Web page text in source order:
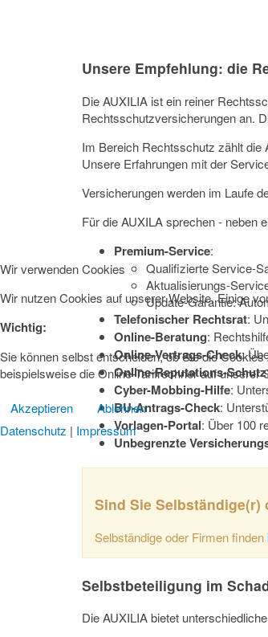
Unsere Empfehlung: die
Die AUXILIA ist ein reiner
Rechtsschutzversicherungen an.
Im Bereich Rechtsschutz zählt die
Unsere Erfahrungen mit der
Versicherungen werden im Laufe
Für die AUXILA sprechen - neben
Premium-Service:
Qualifizierte Service-
Aktualisierungs-
Update-Garantie:
Telefonischer Rechtsrat:
Online-Beratung:
Online-Vertrags-Check:
Online-Reputations-Schutz
Cyber-Mobbing-Hilfe:
BU-Antrags-Check:
Vorlagen-Portal: Über 100
Unbegrenzte
Sind Sie Selbständige(r)
Selbständige oder Firmen finden
Selbstbeteiligung im
Die AUXILIA bietet
Wir verwenden Cookies
Wir nutzen Cookies auf unserer Website. Einige
Wichtig:
Sie können selbst entscheiden, ob Sie die
beispielsweise die Online-Tarifrechner auf
Akzeptieren
Ablehnen
Datenschutz | Impressum